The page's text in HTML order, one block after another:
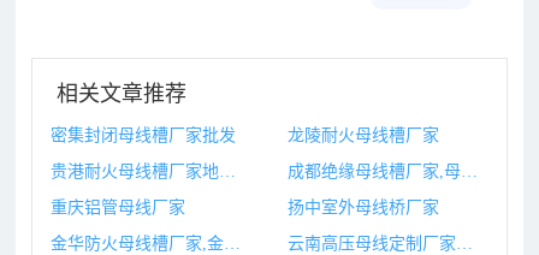
相关文章推荐
密集封闭母线槽厂家批发
龙陵耐火母线槽厂家
成都绝缘母线槽厂家,母线槽绝缘用什么材料
重庆铝管母线厂家
扬中室外母线桥厂家